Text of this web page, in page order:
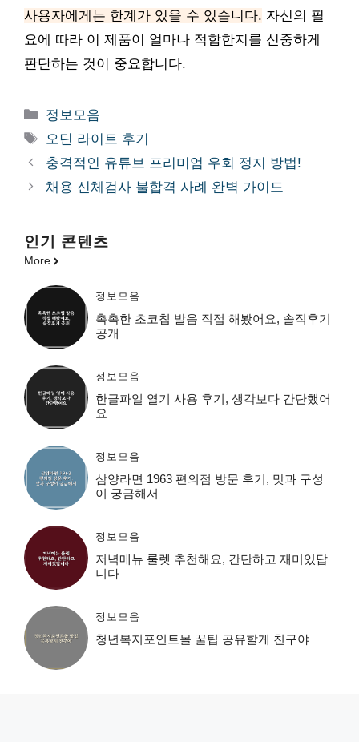
사용자에게는 한계가 있을 수 있습니다. 자신의 필
요에 따라 이 제품이 얼마나 적합한지를 신중하게
판단하는 것이 중요합니다.
카
테
고
리
정보모음
태
그
오딘 라이트 후기
충격적인 유튜브 프리미엄 우회 정지 방법!
채용 신체검사 불합격 사례 완벽 가이드
인기 콘텐츠
More
정보모음
촉촉한 초코칩 발음 직접 해봤어요, 솔직후기
공개
정보모음
한글파일 열기 사용 후기, 생각보다 간단했어
요
정보모음
삼양라면 1963 편의점 방문 후기, 맛과 구성
이 궁금해서
정보모음
저녁메뉴 룰렛 추천해요, 간단하고 재미있답
니다
정보모음
청년복지포인트몰 꿀팁 공유할게 친구야